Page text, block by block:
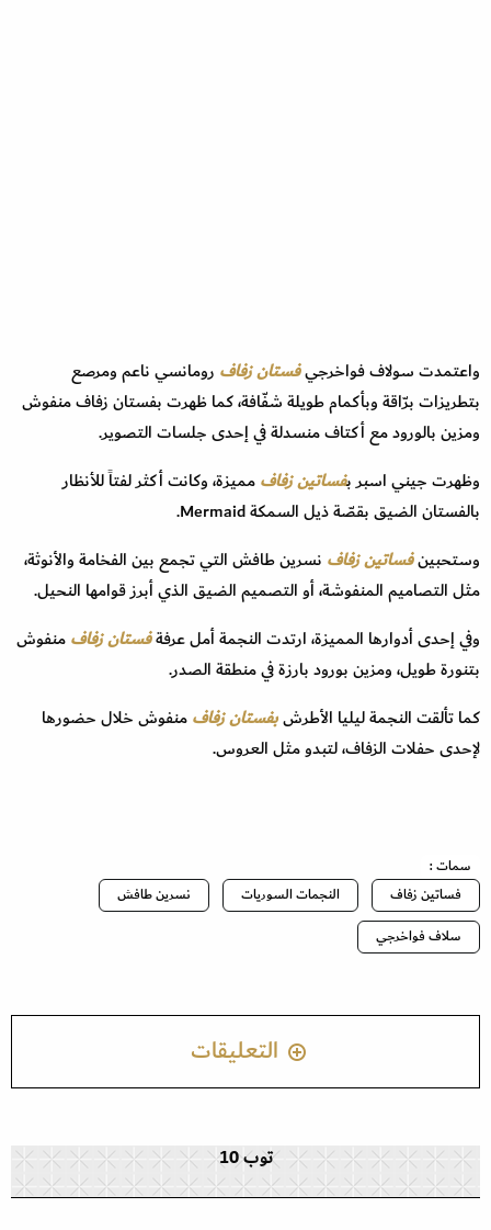
واعتمدت سولاف فواخرجيفستان زفاف رومانسي ناعم ومرصع
بتطريزات برّاقة وبأكمام طويلة شفّافة، كما ظهرت بفستان زفاف منفوش
ومزين بالورود مع أكتاف منسدلة في إحدى جلسات التصوير.
وظهرت جيني اسبر بفساتين زفافمميزة، وكانت أكثر لفتاً للأنظار
بالفستان الضيق بقصّة ذيل السمكة Mermaid.
وستحبينفساتين زفاف نسرين طافش التي تجمع بين الفخامة والأنوثة،
مثل التصاميم المنفوشة، أو التصميم الضيق الذي أبرز قوامها النحيل.
وفي إحدى أدوارها المميزة، ارتدت النجمة أمل عرفةفستان زفافمنفوش
بتنورة طويل، ومزين بورود بارزة في منطقة الصدر.
كما تألقت النجمة ليليا الأطرشبفستان زفافمنفوش خلال حضورها
لإحدى حفلات الزفاف، لتبدو مثل العروس.
سمات :
فساتين زفاف
النجمات السوريات
نسرين طافش
سلاف فواخرجي
التعليقات
توب 10